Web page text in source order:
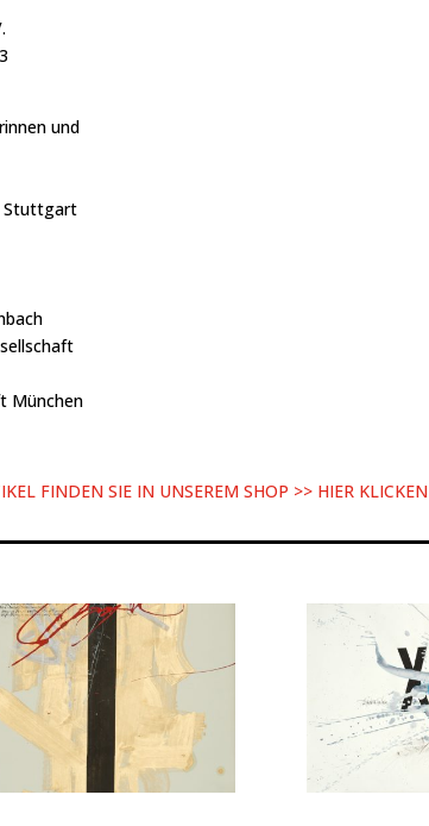
und
Stuttgart
München
FINDEN SIE IN UNSEREM SHOP >> HIER KLICKEN